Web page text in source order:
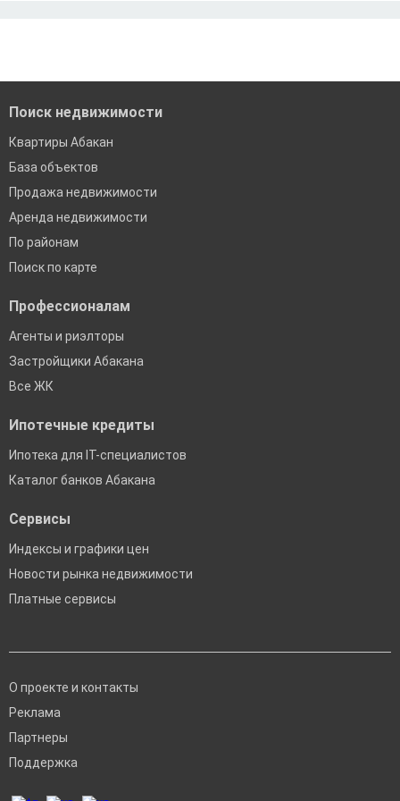
Поиск недвижимости
Квартиры Абакан
База объектов
Продажа недвижимости
Аренда недвижимости
По районам
Поиск по карте
Профессионалам
Агенты и риэлторы
Застройщики Абакана
Все ЖК
Ипотечные кредиты
Ипотека для IT-специалистов
Каталог банков Абакана
Сервисы
Индексы и графики цен
Новости рынка недвижимости
Платные сервисы
О проекте и контакты
Реклама
Партнеры
Поддержка